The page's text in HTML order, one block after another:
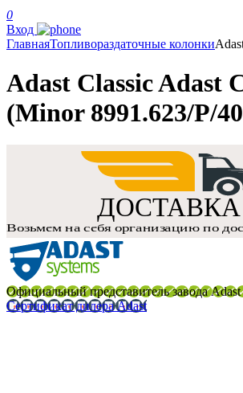
0
Вход
ГлавнаяТопливораздаточные колонки
Adast Classic Adast
(Minor 8991.623/P/
Официальный представитель завода
Сертификат дилера Adast